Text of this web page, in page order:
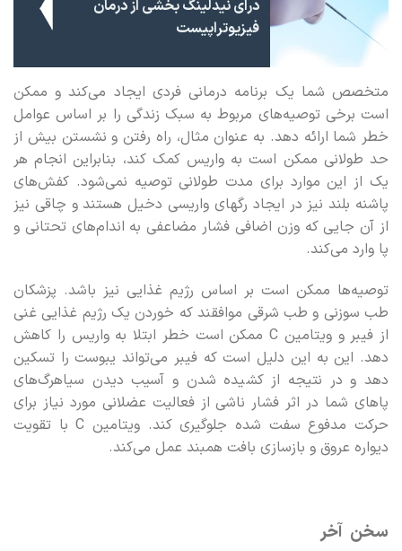
درای نیدلینگ بخشی از درمان
فیزیوتراپیست
متخصص شما یک برنامه درمانی فردی ایجاد می‌کند و ممکن
است برخی توصیه‌های مربوط به سبک زندگی را بر اساس عوامل
خطر شما ارائه دهد. به عنوان مثال، راه رفتن و نشستن بیش از
حد طولانی ممکن است به واریس کمک کند، بنابراین انجام هر
یک از این‌ موارد برای مدت طولانی توصیه نمی‌شود. کفش‌های
پاشنه بلند نیز در ایجاد رگهای واریسی دخیل هستند و چاقی نیز
از آن‌ جایی که وزن اضافی فشار مضاعفی به اندام‌های تحتانی و
پا وارد می‌کند.
توصیه‌ها ممکن است بر اساس رژیم غذایی نیز باشد. پزشکان
طب سوزنی و طب شرقی موافقند که خوردن یک رژیم غذایی غنی
از فیبر و ویتامین C ممکن است خطر ابتلا به واریس را کاهش
دهد. این به این دلیل است که فیبر می‌تواند یبوست را تسکین
دهد و در نتیجه از کشیده شدن و آسیب دیدن سیاهرگ‌های
پاهای شما در اثر فشار ناشی از فعالیت عضلانی مورد نیاز برای
حرکت مدفوع سفت شده جلوگیری کند. ویتامین C با تقویت
دیواره عروق و بازسازی بافت همبند عمل می‌کند.
سخن آخر